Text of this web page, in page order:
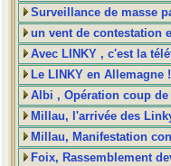
Surveillance de masse
un vent de contestation
Avec LINKY , c'est la
Le LINKY en Allemagne !
Albi , Opération coup
Millau, l'arrivée des
Millau, Manifestation
Foix, Rassemblement